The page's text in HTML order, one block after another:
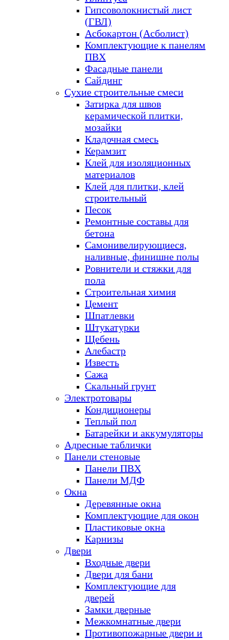
Гипсоволокнистый лист
(ГВЛ)
Асбокартон (Асболист)
Комплектующие к панелям
ПВХ
Фасадные панели
Сайдинг
Сухие строительные смеси
Затирка для швов
керамической плитки,
мозайки
Кладочная смесь
Керамзит
Клей для изоляционных
материалов
Клей для плитки, клей
строительный
Песок
Ремонтные составы для
бетона
Самонивелирующиеся,
наливные, финишне полы
Ровнители и стяжки для
пола
Строительная химия
Цемент
Шпатлевки
Штукатурки
Щебень
Алебастр
Известь
Сажа
Скальный грунт
Электротовары
Кондиционеры
Теплый пол
Батарейки и аккумуляторы
Адресные таблички
Панели стеновые
Панели ПВХ
Панели МДФ
Окна
Деревянные окна
Комплектующие для окон
Пластиковые окна
Карнизы
Двери
Входные двери
Двери для бани
Комплектующие для
дверей
Замки дверные
Межкомнатные двери
Противопожарные двери и